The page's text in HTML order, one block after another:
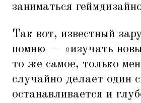
заниматься
Так вот, известный
помню — «изучать
то же самое, только
случайно делает один
останавливается и